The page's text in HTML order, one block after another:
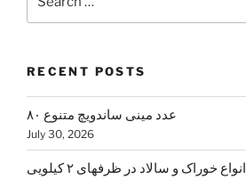
RECENT POSTS
۸۰ عدد مینی ساندویچ متنوع
July 30, 2026
انواع خوراک و سالاد در ظرفهای ۲ کیلویی